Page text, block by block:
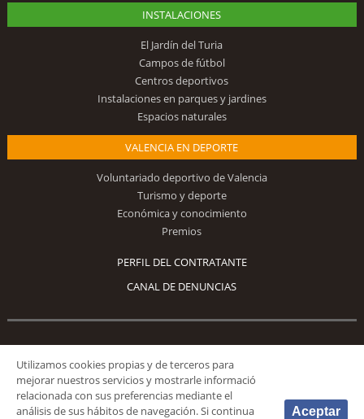
INSTALACIONES
El Jardín del Turia
Campos de fútbol
Centros deportivos
Instalaciones en parques y jardines
Espacios naturales
VALENCIA EN DEPORTE
Voluntariado deportivo de Valencia
Turismo y deporte
Económica y conocimiento
Premios
PERFIL DEL CONTRATANTE
CANAL DE DENUNCIAS
Síguenos
Utilizamos cookies propias y de terceros para
mejorar nuestros servicios y mostrarle informació
relacionada con sus preferencias mediante el
análisis de sus hábitos de navegación. Si continua
Aceptar